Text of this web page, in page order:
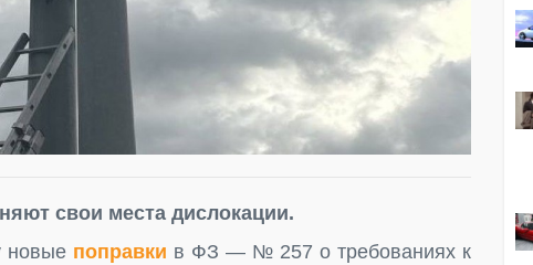
свои места дислокации.
новые поправки в ФЗ — № 257 о требованиях к